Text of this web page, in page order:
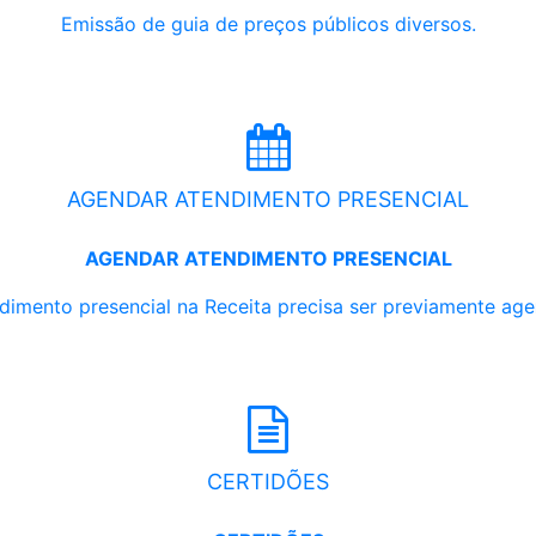
Emissão de guia de preços públicos diversos.
AGENDAR ATENDIMENTO PRESENCIAL
AGENDAR ATENDIMENTO PRESENCIAL
presencial na Receita precisa ser previamente
CERTIDÕES